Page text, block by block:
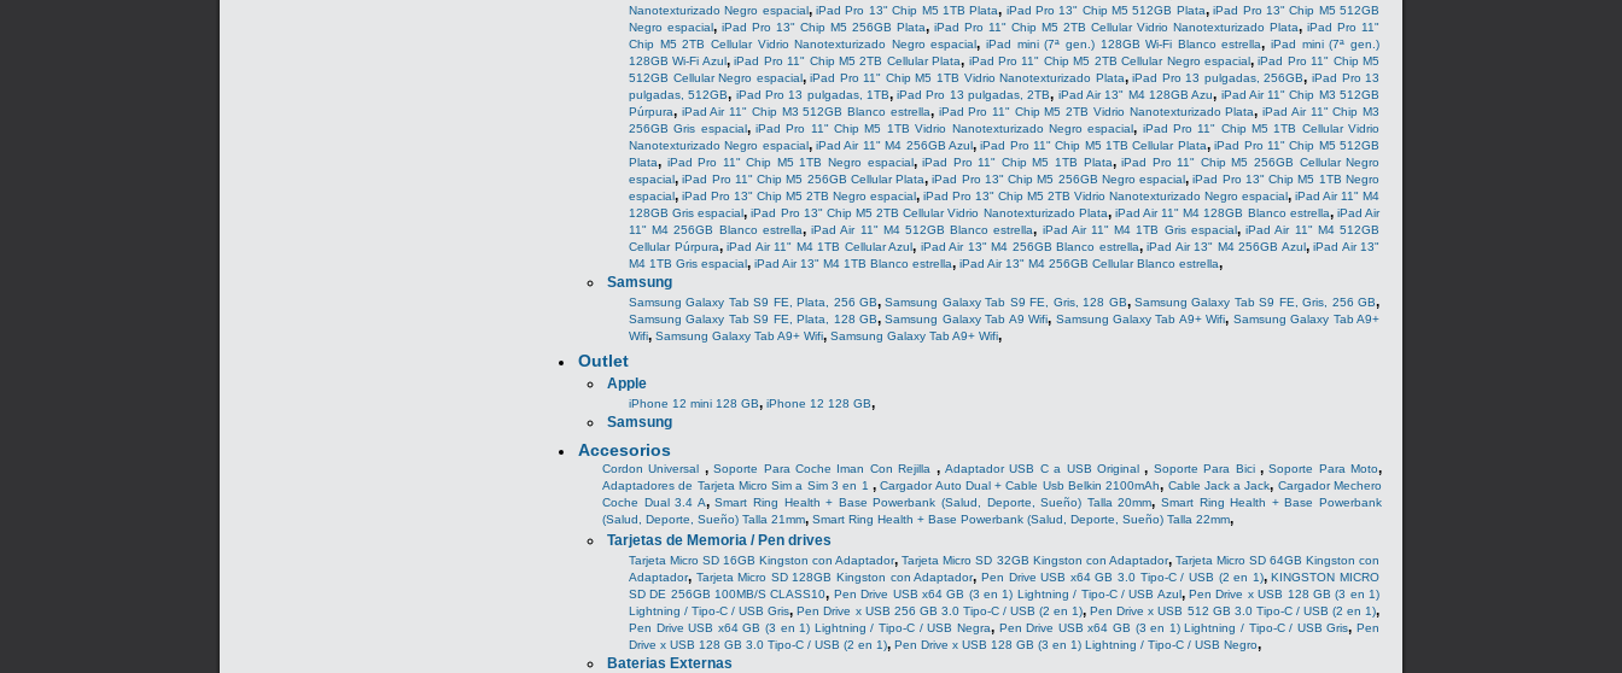
Nanotexturizado Negro espacial,iPad Pro 13" Chip M5 1TB Plata, iPad Pro 13" Chip M5 512GB Plata,iPad Pro 13" Chip M5 512GB
Negro espacial, iPad Pro 13" Chip M5 256GB Plata, iPad Pro 11" Chip M5 2TB Cellular Vidrio Nanotexturizado Plata, iPad Pro 11"
Chip M5 2TB Cellular Vidrio Nanotexturizado Negro espacial,iPad mini (7ª gen.) 128GB Wi-Fi Blanco estrella,iPad mini (7ª gen.)
128GB Wi-Fi Azul,iPad Pro 11" Chip M5 2TB Cellular Plata, iPad Pro 11" Chip M5 2TB Cellular Negro espacial,iPad Pro 11" Chip M5
512GB Cellular Negro espacial,iPad Pro 11" Chip M5 1TB Vidrio Nanotexturizado Plata,iPad Pro 13 pulgadas, 256GB, iPad Pro 13
pulgadas, 512GB, iPad Pro 13 pulgadas, 1TB,iPad Pro 13 pulgadas, 2TB, iPad Air 13" M4 128GB Azu, iPad Air 11" Chip M3 512GB
Púrpura, iPad Air 11" Chip M3 512GB Blanco estrella, iPad Pro 11" Chip M5 2TB Vidrio Nanotexturizado Plata,iPad Air 11" Chip M3
256GB Gris espacial,iPad Pro 11" Chip M5 1TB Vidrio Nanotexturizado Negro espacial, iPad Pro 11" Chip M5 1TB Cellular Vidrio
Nanotexturizado Negro espacial,iPad Air 11" M4 256GB Azul,iPad Pro 11" Chip M5 1TB Cellular Plata,iPad Pro 11" Chip M5 512GB
Plata, iPad Pro 11" Chip M5 1TB Negro espacial,iPad Pro 11" Chip M5 1TB Plata,iPad Pro 11" Chip M5 256GB Cellular Negro
espacial,iPad Pro 11" Chip M5 256GB Cellular Plata,iPad Pro 13" Chip M5 256GB Negro espacial,iPad Pro 13" Chip M5 1TB Negro
espacial, iPad Pro 13" Chip M5 2TB Negro espacial, iPad Pro 13" Chip M5 2TB Vidrio Nanotexturizado Negro espacial, iPad Air 11" M4
128GB Gris espacial,iPad Pro 13" Chip M5 2TB Cellular Vidrio Nanotexturizado Plata, iPad Air 11" M4 128GB Blanco estrella, iPad Air
11" M4 256GB Blanco estrella,iPad Air 11" M4 512GB Blanco estrella, iPad Air 11" M4 1TB Gris espacial,iPad Air 11" M4 512GB
Cellular Púrpura, iPad Air 11" M4 1TB Cellular Azul, iPad Air 13" M4 256GB Blanco estrella, iPad Air 13" M4 256GB Azul, iPad Air 13"
M4 1TB Gris espacial, iPad Air 13" M4 1TB Blanco estrella, iPad Air 13" M4 256GB Cellular Blanco estrella,
Samsung
Samsung Galaxy Tab S9 FE, Plata, 256 GB,Samsung Galaxy Tab S9 FE, Gris, 128 GB, Samsung Galaxy Tab S9 FE, Gris, 256 GB,
Samsung Galaxy Tab S9 FE, Plata, 128 GB,Samsung Galaxy Tab A9 Wifi, Samsung Galaxy Tab A9+ Wifi, Samsung Galaxy Tab A9+
Wifi, Samsung Galaxy Tab A9+ Wifi, Samsung Galaxy Tab A9+ Wifi,
Outlet
Apple
iPhone 12 mini 128 GB, iPhone 12 128 GB,
Samsung
Accesorios
Cordon Universal ,Soporte Para Coche Iman Con Rejilla , Adaptador USB C a USB Original, Soporte Para Bici ,Soporte Para Moto,
Adaptadores de Tarjeta Micro Sim a Sim 3 en 1 ,Cargador Auto Dual + Cable Usb Belkin 2100mAh, Cable Jack a Jack, Cargador Mechero
Coche Dual 3.4 A,Smart Ring Health + Base Powerbank (Salud, Deporte, Sueño) Talla 20mm,Smart Ring Health + Base Powerbank
(Salud, Deporte, Sueño) Talla 21mm, Smart Ring Health + Base Powerbank (Salud, Deporte, Sueño) Talla 22mm,
Tarjetas de Memoria / Pen drives
Tarjeta Micro SD 16GB Kingston con Adaptador,Tarjeta Micro SD 32GB Kingston con Adaptador, Tarjeta Micro SD 64GB Kingston con
Adaptador, Tarjeta Micro SD 128GB Kingston con Adaptador, Pen Drive USB x64 GB 3.0 Tipo-C / USB (2 en 1),KINGSTON MICRO
SD DE 256GB 100MB/S CLASS10, Pen Drive USB x64 GB (3 en 1) Lightning / Tipo-C / USB Azul,Pen Drive x USB 128 GB (3 en 1)
Lightning / Tipo-C / USB Gris,Pen Drive x USB 256 GB 3.0 Tipo-C / USB (2 en 1),Pen Drive x USB 512 GB 3.0 Tipo-C / USB (2 en 1),
Pen Drive USB x64 GB (3 en 1) Lightning / Tipo-C / USB Negra, Pen Drive USB x64 GB (3 en 1) Lightning / Tipo-C / USB Gris,Pen
Drive x USB 128 GB 3.0 Tipo-C / USB (2 en 1), Pen Drive x USB 128 GB (3 en 1) Lightning / Tipo-C / USB Negro,
Baterias Externas